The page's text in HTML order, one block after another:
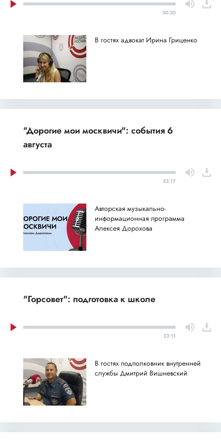
50:20
В гостях адвокат Ирина Гриценко
"Дорогие мои москвичи": события 6
августа
53:17
Авторская музыкально-
информационная программа
Алексея Дорохова
"Горсовет": подготовка к школе
23:11
В гостях подполковник внутренней
службы Дмитрий Вишневский